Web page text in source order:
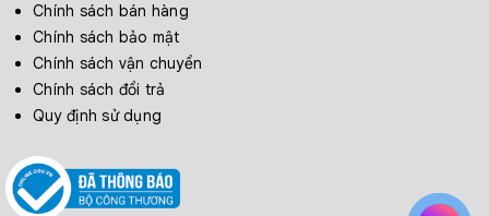
Chính sách bán hàng
Chính sách bảo mật
Chính sách vận chuyển
Chính sách đổi trả
Quy định sử dụng